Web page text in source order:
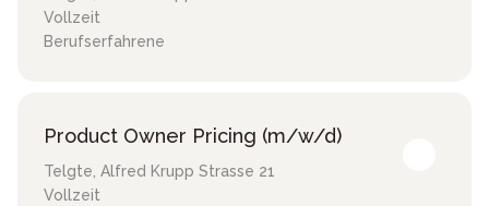
Vollzeit
Berufserfahrene
Product Owner Pricing (m/w/d)
Telgte, Alfred Krupp Strasse 21
Vollzeit